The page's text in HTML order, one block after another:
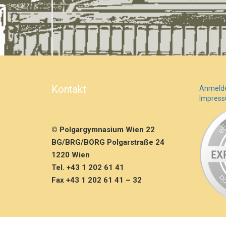
Kontakt
© Polgargymnasium Wien 22
BG/BRG/BORG Polgarstraße 24
1220 Wien
Tel. +43 1 202 61 41
Fax +43 1 202 61 41 – 32